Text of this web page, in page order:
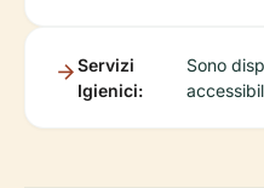
Servizi
Igienici:
Sono